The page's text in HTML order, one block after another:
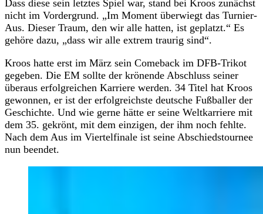
Dass diese sein letztes Spiel war, stand bei Kroos zunächst
nicht im Vordergrund. „Im Moment überwiegt das Turnier-
Aus. Dieser Traum, den wir alle hatten, ist geplatzt.“ Es
gehöre dazu, „dass wir alle extrem traurig sind“.
Kroos hatte erst im März sein Comeback im DFB-Trikot
gegeben. Die EM sollte der krönende Abschluss seiner
überaus erfolgreichen Karriere werden. 34 Titel hat Kroos
gewonnen, er ist der erfolgreichste deutsche Fußballer der
Geschichte. Und wie gerne hätte er seine Weltkarriere mit
dem 35. gekrönt, mit dem einzigen, der ihm noch fehlte.
Nach dem Aus im Viertelfinale ist seine Abschiedstournee
nun beendet.